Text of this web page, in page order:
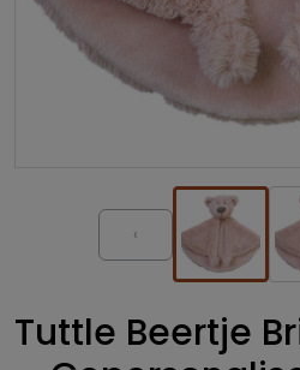
‹
Tuttle Beertje